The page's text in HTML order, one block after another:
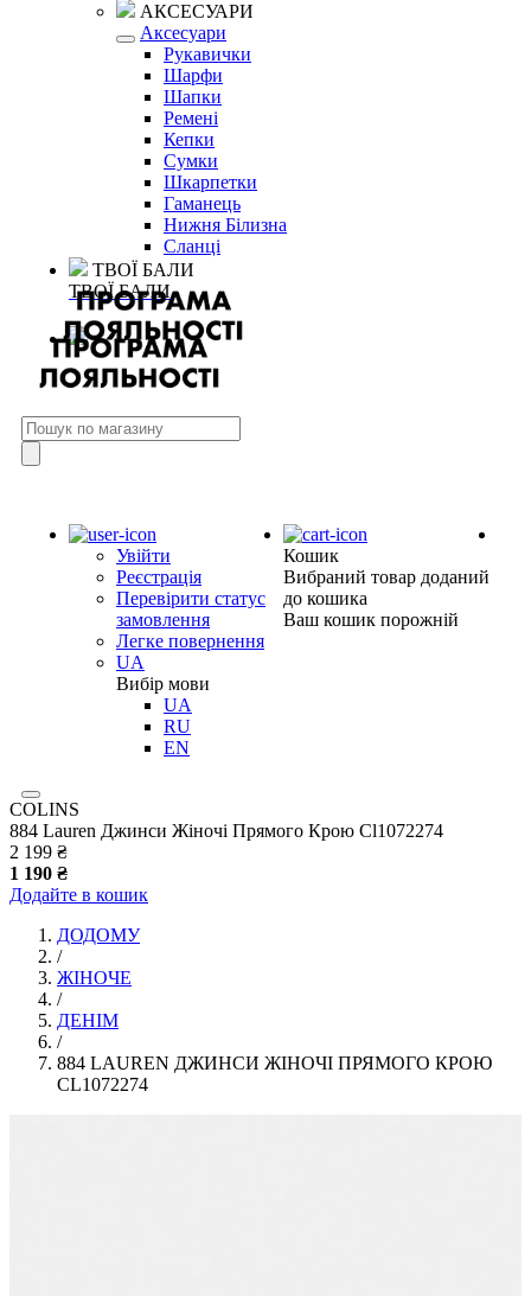
АКСЕСУАРИ
Аксесуари
Рукавички
Шарфи
Шапки
Ремені
Кепки
Сумки
Шкарпетки
Гаманець
Нижня Білизна
Сланці
ТВОЇ БАЛИ
ТВОЇ БАЛИ
Увійти
Реєстрація
Перевірити статус
замовлення
Легке повернення
UA
Вибір мови
UA
RU
EN
Кошик
Вибраний товар доданий
до кошика
Ваш кошик порожній
COLINS
884 Lauren Джинси Жіночі Прямого Крою Cl1072274
2 199 ₴
1 190 ₴
Додайте в кошик
ДОДОМУ
/
ЖІНОЧЕ
/
ДЕНІМ
/
884 LAUREN ДЖИНСИ ЖІНОЧІ ПРЯМОГО КРОЮ
CL1072274